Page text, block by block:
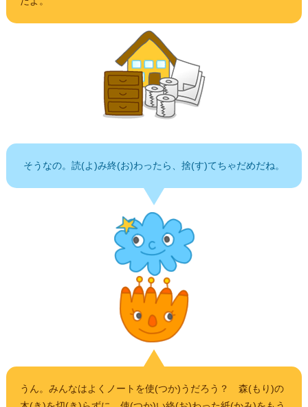
そうなの。読(よ)み終(お)わったら、捨(す)てちゃだめだね。
うん。みんなはよくノートを使(つか)うだろう？ 森(もり)の